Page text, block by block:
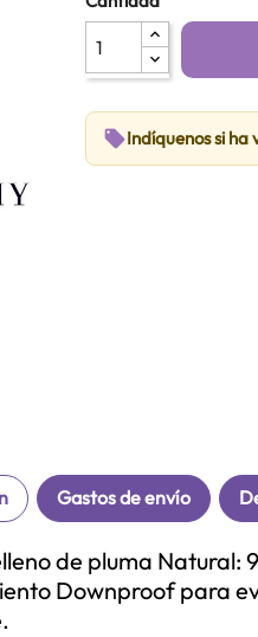
local_offerIndíquenos si
Gastos de envío
de pluma Natural:
Downproof para